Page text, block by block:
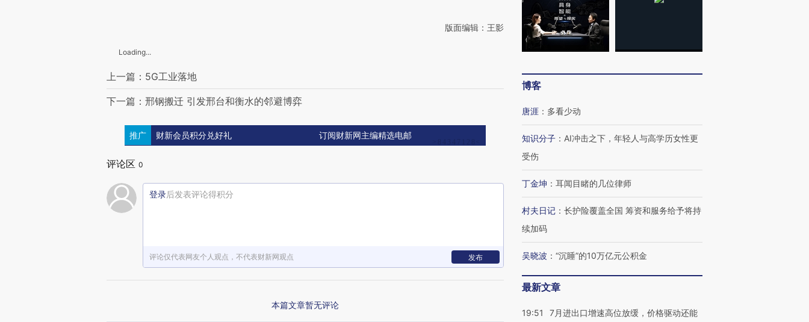
版面编辑：王影
Loading...
上一篇：5G工业落地
下一篇：邢钢搬迁 引发邢台和衡水的邻避博弈
推广 财新会员积分兑好礼 订阅财新网主编精选电邮
评论区 0
登录后发表评论得积分
评论仅代表网友个人观点，不代表财新网观点 发布
本篇文章暂无评论
博客
唐涯 ： 多看少动
知识分子 ： AI冲击之下，年轻人与高学历女性更
受伤
丁金坤 ： 耳闻目睹的几位律师
村夫日记 ： 长护险覆盖全国 筹资和服务给予将持
续加码
吴晓波 ： “沉睡”的10万亿元公积金
最新文章
19:51
7月进出口增速高位放缓，价格驱动还能